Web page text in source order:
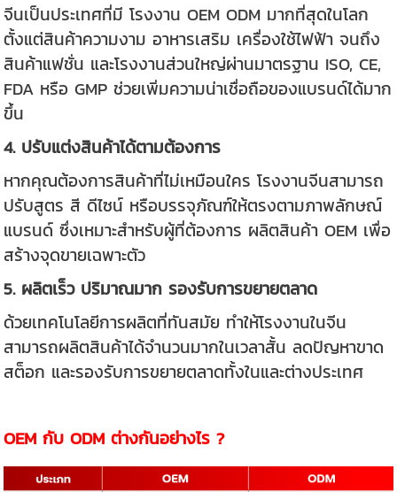
จีนเป็นประเทศที่มี โรงงาน OEM ODM มากที่สุดในโลก
ตั้งแต่สินค้าความงาม อาหารเสริม เครื่องใช้ไฟฟ้า จนถึง
สินค้าแฟชั่น และโรงงานส่วนใหญ่ผ่านมาตรฐาน ISO, CE,
FDA หรือ GMP ช่วยเพิ่มความน่าเชื่อถือของแบรนด์ได้มาก
ขึ้น
4. ปรับแต่งสินค้าได้ตามต้องการ
หากคุณต้องการสินค้าที่ไม่เหมือนใคร โรงงานจีนสามารถ
ปรับสูตร สี ดีไซน์ หรือบรรจุภัณฑ์ให้ตรงตามภาพลักษณ์
แบรนด์ ซึ่งเหมาะสำหรับผู้ที่ต้องการ ผลิตสินค้า OEM เพื่อ
สร้างจุดขายเฉพาะตัว
5. ผลิตเร็ว ปริมาณมาก รองรับการขยายตลาด
ด้วยเทคโนโลยีการผลิตที่ทันสมัย ทำให้โรงงานในจีน
สามารถผลิตสินค้าได้จำนวนมากในเวลาสั้น ลดปัญหาขาด
สต็อก และรองรับการขยายตลาดทั้งในและต่างประเทศ
OEM กับ ODM ต่างกันอย่างไร ?